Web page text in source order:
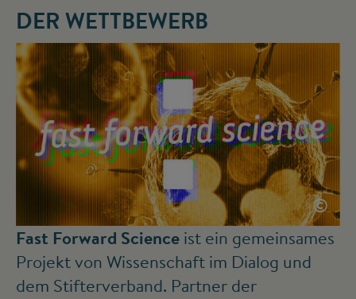
DER WETTBEWERB
©
Fast Forward Science ist ein gemeinsames
Projekt von Wissenschaft im Dialog und
dem Stifterverband. Partner der